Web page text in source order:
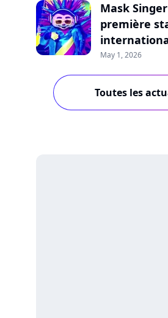
Mask
première
May 1, 2026
Toutes les